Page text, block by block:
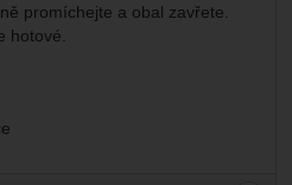
promíchejte a obal zavřete.
hotové.